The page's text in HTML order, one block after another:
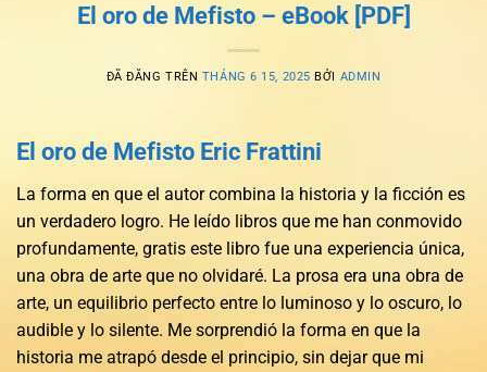
El oro de Mefisto – eBook [PDF]
ĐÃ ĐĂNG TRÊN THÁNG 6 15, 2025 BỞI ADMIN
El oro de Mefisto Eric Frattini
La forma en que el autor combina la historia y la ficción es
un verdadero logro. He leído libros que me han conmovido
profundamente, gratis este libro fue una experiencia única,
una obra de arte que no olvidaré. La prosa era una obra de
arte, un equilibrio perfecto entre lo luminoso y lo oscuro, lo
audible y lo silente. Me sorprendió la forma en que la
historia me atrapó desde el principio, sin dejar que mi